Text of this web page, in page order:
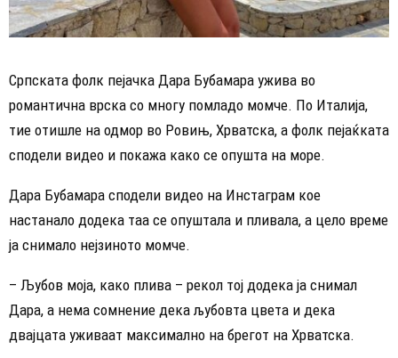
Српската фолк пејачка Дара Бубамара ужива во
романтична врска со многу помладо момче. По Италија,
тие отишле на одмор во Ровињ, Хрватска, а фолк пејаќката
сподели видео и покажа како се опушта на море.
Дара Бубамара сподели видео на Инстаграм кое
настанало додека таа се опуштала и пливала, а цело време
ја снимало нејзиното момче.
– Љубов моја, како плива – рекол тој додека ја снимал
Дара, а нема сомнение дека љубовта цвета и дека
двајцата уживаат максимално на брегот на Хрватска.